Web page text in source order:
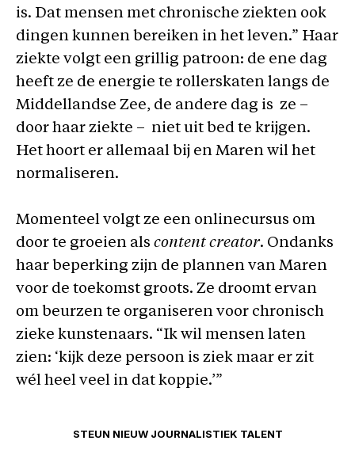
is. Dat mensen met chronische ziekten ook
dingen kunnen bereiken in het leven.” Haar
ziekte volgt een grillig patroon: de ene dag
heeft ze de energie te rollerskaten langs de
Middellandse Zee, de andere dag is ze –
door haar ziekte – niet uit bed te krijgen.
Het hoort er allemaal bij en Maren wil het
normaliseren.
Momenteel volgt ze een onlinecursus om
door te groeien als content creator. Ondanks
haar beperking zijn de plannen van Maren
voor de toekomst groots. Ze droomt ervan
om beurzen te organiseren voor chronisch
zieke kunstenaars. “Ik wil mensen laten
zien: ‘kijk deze persoon is ziek maar er zit
wél heel veel in dat koppie.’”
STEUN NIEUW JOURNALISTIEK TALENT